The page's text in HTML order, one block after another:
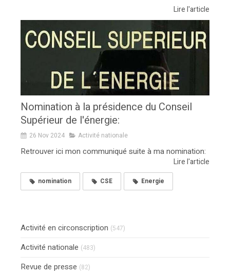
Lire l'article
Nomination à la présidence du Conseil
Supérieur de l'énergie:
26 Nov 2024 Activité nationale
Retrouver ici mon communiqué suite à ma nomination:
Lire l'article
nomination CSE Energie
Activité en circonscription (547)
Activité nationale (483)
Revue de presse (82)